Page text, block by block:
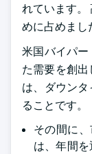
れています。
めに占めまし
米国バイパ
た需要を創
は、ダウン
ることです。
その間に
は、年間